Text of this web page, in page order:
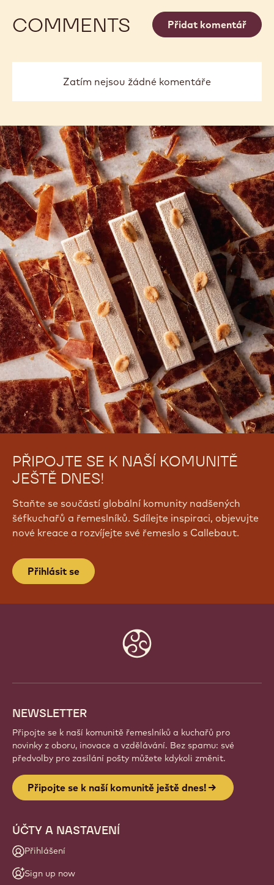
COMMENTS Přidat komentář
Zatím nejsou žádné komentáře
PŘIPOJTE SE K NAŠÍ KOMUNITĚ
JEŠTĚ DNES!
Staňte se součástí globální komunity nadšených
šéfkuchařů a řemeslníků. Sdílejte inspiraci, objevujte
nové kreace a rozvíjejte své řemeslo s Callebaut.
Přihlásit se
NEWSLETTER
Připojte se k naší komunitě řemeslníků a kuchařů pro
novinky z oboru, inovace a vzdělávání. Bez spamu: své
předvolby pro zasílání pošty můžete kdykoli změnit.
Připojte se k naší komunitě ještě dnes!
ÚČTY A NASTAVENÍ
Přihlášení
Sign up now